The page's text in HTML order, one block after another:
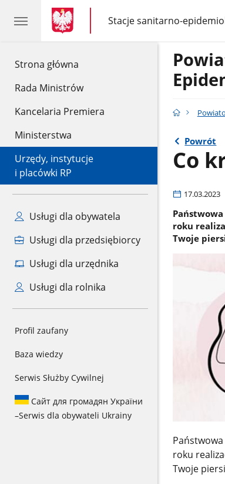
Strona główna
Rada Ministrów
Kancelaria Premiera
Ministerstwa
Urzędy, instytucje
i placówki RP
Usługi dla obywatela
Usługi dla przedsiębiorcy
Usługi dla urzędnika
Usługi dla rolnika
Profil zaufany
Baza wiedzy
Serwis Służby Cywilnej
Сайт для громадян України
–Serwis dla obywateli Ukrainy
gov.pl
gov.pl
Stacje sanitarno-
gov.pl
Stacje
sanitarno-
epidemiologiczne
Powrót
Co
17.03.2023
roku
Twoje
roku
Twoje